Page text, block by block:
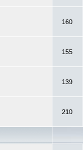
160
155
139
210